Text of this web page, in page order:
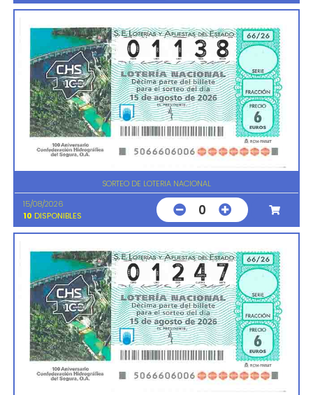
SORTEO DE LOTERIA NACIONAL
15/08/2026
10 DISPONIBLES 0